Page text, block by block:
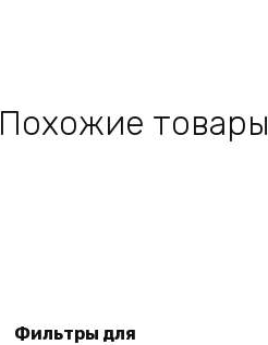
Похожие товары
cart
Фильтры для